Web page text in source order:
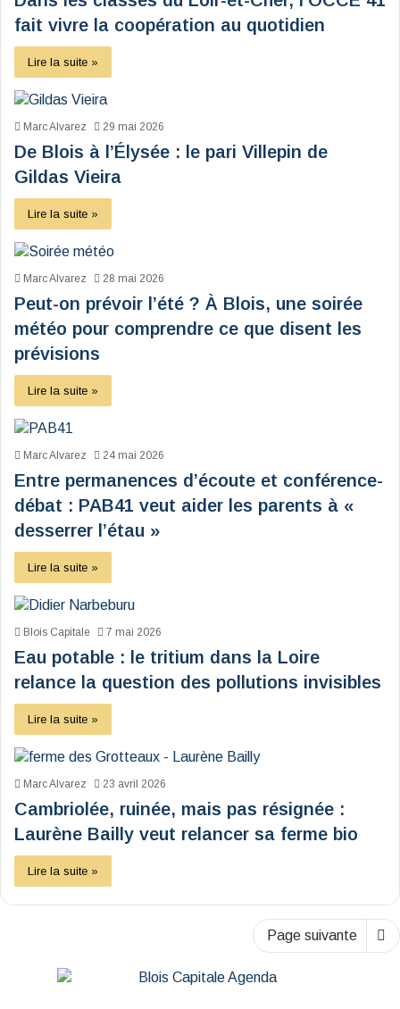
fait vivre la coopération au quotidien
Lire la suite »
Marc Alvarez 29 mai 2026
De Blois à l’Élysée : le pari Villepin de
Gildas Vieira
Lire la suite »
Marc Alvarez 28 mai 2026
Peut-on prévoir l’été ? À Blois, une soirée
météo pour comprendre ce que disent les
prévisions
Lire la suite »
Marc Alvarez 24 mai 2026
Entre permanences d’écoute et conférence-
débat : PAB41 veut aider les parents à «
desserrer l’étau »
Lire la suite »
Blois Capitale 7 mai 2026
Eau potable : le tritium dans la Loire
relance la question des pollutions invisibles
Lire la suite »
Marc Alvarez 23 avril 2026
Cambriolée, ruinée, mais pas résignée :
Laurène Bailly veut relancer sa ferme bio
Lire la suite »
Page suivante